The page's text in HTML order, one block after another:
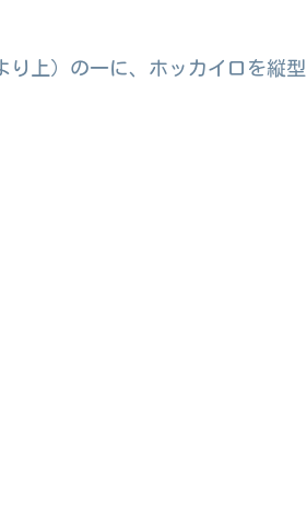
り上）の一に、ホッカイロを縦